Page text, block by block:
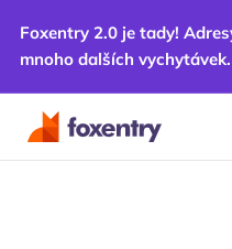
Foxentry 2.0 je tady!
mnoho dalších vychytávek.